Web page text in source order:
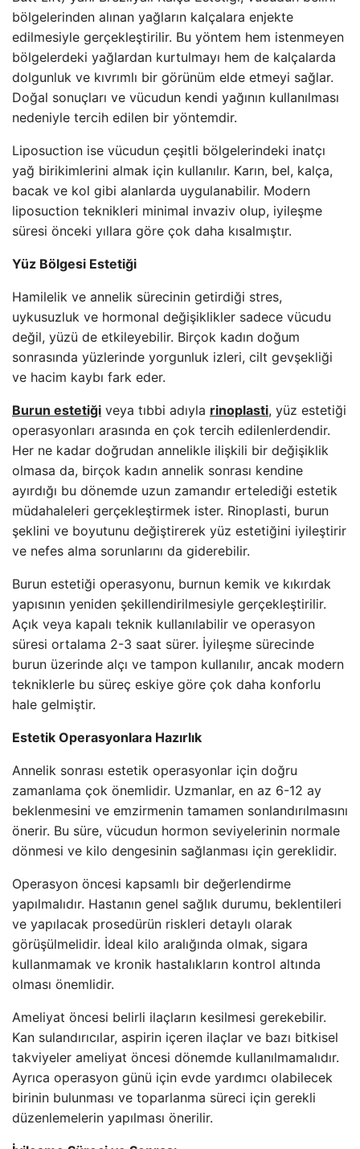
bölgelerinden alınan yağların kalçalara enjekte
edilmesiyle gerçekleştirilir. Bu yöntem hem istenmeyen
bölgelerdeki yağlardan kurtulmayı hem de kalçalarda
dolgunluk ve kıvrımlı bir görünüm elde etmeyi sağlar.
Doğal sonuçları ve vücudun kendi yağının kullanılması
nedeniyle tercih edilen bir yöntemdir.
Liposuction ise vücudun çeşitli bölgelerindeki inatçı
yağ birikimlerini almak için kullanılır. Karın, bel, kalça,
bacak ve kol gibi alanlarda uygulanabilir. Modern
liposuction teknikleri minimal invaziv olup, iyileşme
süresi önceki yıllara göre çok daha kısalmıştır.
Yüz Bölgesi Estetiği
Hamilelik ve annelik sürecinin getirdiği stres,
uykusuzluk ve hormonal değişiklikler sadece vücudu
değil, yüzü de etkileyebilir. Birçok kadın doğum
sonrasında yüzlerinde yorgunluk izleri, cilt gevşekliği
ve hacim kaybı fark eder.
Burun estetiği veya tıbbi adıyla rinoplasti, yüz estetiği
operasyonları arasında en çok tercih edilenlerdendir.
Her ne kadar doğrudan annelikle ilişkili bir değişiklik
olmasa da, birçok kadın annelik sonrası kendine
ayırdığı bu dönemde uzun zamandır ertelediği estetik
müdahaleleri gerçekleştirmek ister. Rinoplasti, burun
şeklini ve boyutunu değiştirerek yüz estetiğini iyileştirir
ve nefes alma sorunlarını da giderebilir.
Burun estetiği operasyonu, burnun kemik ve kıkırdak
yapısının yeniden şekillendirilmesiyle gerçekleştirilir.
Açık veya kapalı teknik kullanılabilir ve operasyon
süresi ortalama 2-3 saat sürer. İyileşme sürecinde
burun üzerinde alçı ve tampon kullanılır, ancak modern
tekniklerle bu süreç eskiye göre çok daha konforlu
hale gelmiştir.
Estetik Operasyonlara Hazırlık
Annelik sonrası estetik operasyonlar için doğru
zamanlama çok önemlidir. Uzmanlar, en az 6-12 ay
beklenmesini ve emzirmenin tamamen sonlandırılmasını
önerir. Bu süre, vücudun hormon seviyelerinin normale
dönmesi ve kilo dengesinin sağlanması için gereklidir.
Operasyon öncesi kapsamlı bir değerlendirme
yapılmalıdır. Hastanın genel sağlık durumu, beklentileri
ve yapılacak prosedürün riskleri detaylı olarak
görüşülmelidir. İdeal kilo aralığında olmak, sigara
kullanmamak ve kronik hastalıkların kontrol altında
olması önemlidir.
Ameliyat öncesi belirli ilaçların kesilmesi gerekebilir.
Kan sulandırıcılar, aspirin içeren ilaçlar ve bazı bitkisel
takviyeler ameliyat öncesi dönemde kullanılmamalıdır.
Ayrıca operasyon günü için evde yardımcı olabilecek
birinin bulunması ve toparlanma süreci için gerekli
düzenlemelerin yapılması önerilir.